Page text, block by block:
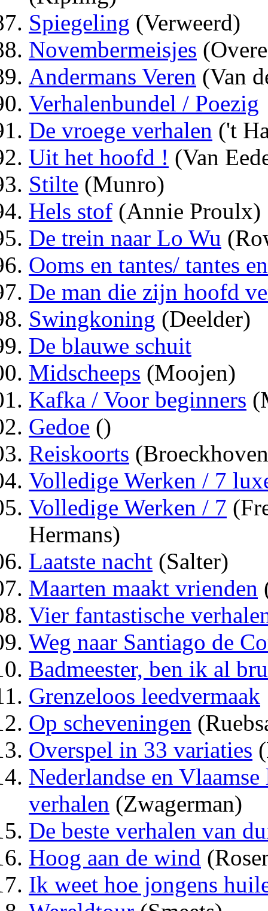
Spiegeling (Verweerd)
Novembermeisjes
Andermans Veren (Van
Verhalenbundel / Poezig
De vroege verhalen ('t
Uit het hoofd ! (Van
Stilte (Munro)
Hels stof (Annie Proulx)
De trein naar Lo Wu
Ooms en tantes/ tantes
De man die zijn hoofd
Swingkoning (Deelder)
De blauwe schuit
Midscheeps (Moojen)
Kafka / Voor beginners
Gedoe ()
Reiskoorts
Volledige Werken / 7
Volledige Werken / 7
Hermans)
Laatste nacht (Salter)
Maarten maakt vrienden
Vier fantastische
Weg naar Santiago de
Badmeester, ben ik al
Grenzeloos leedvermaak
Op scheveningen
Overspel in 33 variaties
Nederlandse en
verhalen (Zwagerman)
De beste verhalen van
Hoog aan de wind
Ik weet hoe jongens